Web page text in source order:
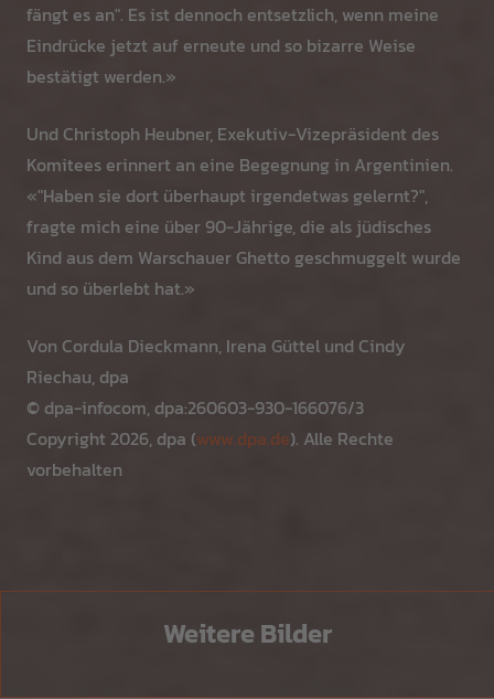
fängt es an". Es ist dennoch entsetzlich, wenn meine
Eindrücke jetzt auf erneute und so bizarre Weise
bestätigt werden.»
Und Christoph Heubner, Exekutiv-Vizepräsident des
Komitees erinnert an eine Begegnung in Argentinien.
«"Haben sie dort überhaupt irgendetwas gelernt?",
fragte mich eine über 90-Jährige, die als jüdisches
Kind aus dem Warschauer Ghetto geschmuggelt wurde
und so überlebt hat.»
Von Cordula Dieckmann, Irena Güttel und Cindy
Riechau, dpa
© dpa-infocom, dpa:260603-930-166076/3
Copyright 2026, dpa (www.dpa.de). Alle Rechte
vorbehalten
Weitere Bilder